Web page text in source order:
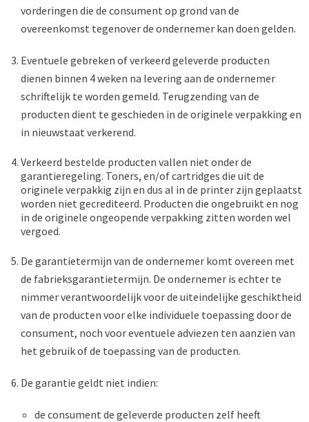
vorderingen die de consument op grond van de
overeenkomst tegenover de ondernemer kan doen gelden.
Eventuele gebreken of verkeerd geleverde producten
dienen binnen 4 weken na levering aan de ondernemer
schriftelijk te worden gemeld. Terugzending van de
producten dient te geschieden in de originele verpakking en
in nieuwstaat verkerend.
Verkeerd bestelde producten vallen niet onder de
garantieregeling. Toners, en/of cartridges die uit de
originele verpakkig zijn en dus al in de printer zijn geplaatst
worden niet gecrediteerd. Producten die ongebruikt en nog
in de originele ongeopende verpakking zitten worden wel
vergoed.
De garantietermijn van de ondernemer komt overeen met
de fabrieksgarantietermijn. De ondernemer is echter te
nimmer verantwoordelijk voor de uiteindelijke geschiktheid
van de producten voor elke individuele toepassing door de
consument, noch voor eventuele adviezen ten aanzien van
het gebruik of de toepassing van de producten.
De garantie geldt niet indien:
de consument de geleverde producten zelf heeft